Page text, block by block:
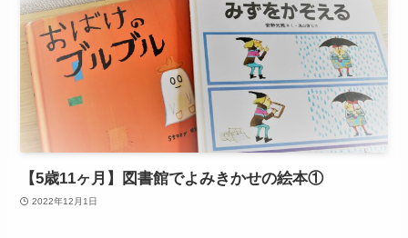
【5歳11ヶ月】図書館でよみきかせの絵本①
2022年12月1日